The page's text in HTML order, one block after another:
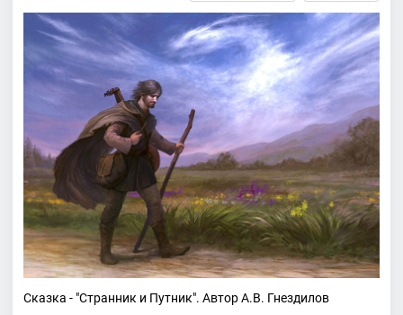
Сказка - "Странник и Путник". Автор А.В. Гнездилов